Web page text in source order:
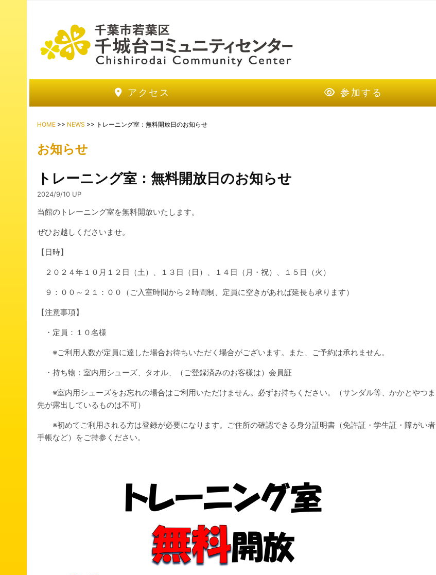
アクセス 参加する
HOME >> NEWS >> トレーニング室：無料開放日のお知らせ
お知らせ
トレーニング室：無料開放日のお知らせ
2024/9/10 UP
当館のトレーニング室を無料開放いたします。
ぜひお越しくださいませ。
【日時】
２０２４年１０月１２日（土）、１３日（日）、１４日（月・祝）、１５日（火）
９：００～２１：００（ご入室時間から２時間制、定員に空きがあれば延長も承ります）
【注意事項】
・定員：１０名様
※ご利用人数が定員に達した場合お待ちいただく場合がございます。また、ご予約は承れません。
・持ち物：室内用シューズ、タオル、（ご登録済みのお客様は）会員証
※室内用シューズをお忘れの場合はご利用いただけません。必ずお持ちください。（サンダル等、かかとやつま
先が露出しているものは不可）
※初めてご利用される方は登録が必要になります。ご住所の確認できる身分証明書（免許証・学生証・障がい者
手帳など）をご持参ください。